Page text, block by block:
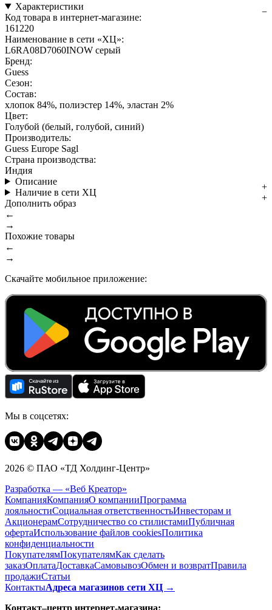
Характеристики
Код товара в интернет-магазине:
161220
Наименование в сети «ХЦ»:
L6RA08D7060INOW серый
Бренд:
Guess
Сезон:
Состав:
хлопок 84%, полиэстер 14%, эластан 2%
Цвет:
Голубой (белый, голубой, синий)
Производитель:
Guess Europe Sagl
Страна производства:
Индия
Описание
Наличие в сети ХЦ
Дополнить образ
←
→
Похожие товары
←
→
Скачайте мобильное приложение:
Мы в соцсетях:
2026 © ПАО «ТД Холдинг-Центр»
Разработка — «Веб Креатор»
КомпанияКомпанияО компанииПрограмма
лояльностиСоциальная ответственностьИнвесторам и
АкционерамСотрудничество со стилистамиПубличная
офертаИспользование файлов cookiesПолитика
конфиденциальности
ПокупателямПокупателямКак сделать
заказОплатаДоставкаCамовывозОбмен и возвратПравила
продажиСтатьи
КонтактыАдреса магазинов сети ХЦ →
Контакт–центр интернет-магазина: